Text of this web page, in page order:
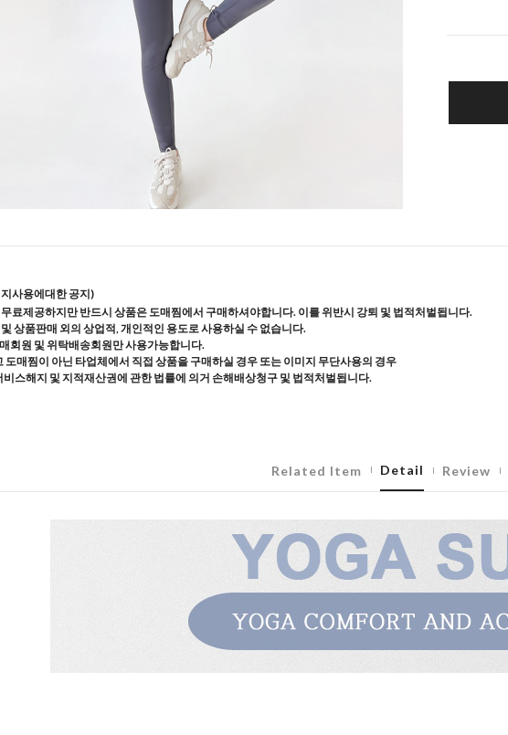
사용에대한 공지)
료제공하지만 반드시 상품은 도매찜에서 구매하셔야합니다. 이를 위반시 강퇴 및 법적처벌됩니다.
상품판매 외의 상업적, 개인적인 용도로 사용하실 수 없습니다.
회원 및 위탁배송회원만 사용가능합니다.
도매찜이 아닌 타업체에서 직접 상품을 구매하실 경우 또는 이미지 무단사용의 경우
비스해지 및 지적재산권에 관한 법률에 의거 손해배상청구 및 법적처벌됩니다.
Related Item Detail Review